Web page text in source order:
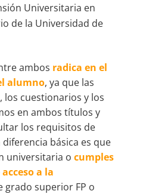
Universitaria en
de la Universidad de
ambos radica en el
alumno, ya que las
los cuestionarios y los
en ambos títulos y
los requisitos de
básica es que
universitaria o cumples
a la
grado superior FP o